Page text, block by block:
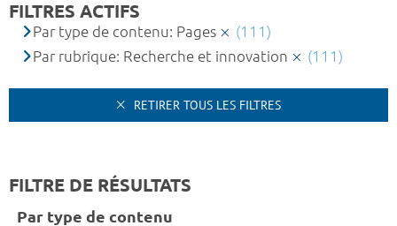
FILTRES ACTIFS
Par type de contenu: Pages
(111)
Par rubrique: Recherche et innovation
(111)
RETIRER TOUS LES FILTRES
FILTRE DE RÉSULTATS
Par type de contenu